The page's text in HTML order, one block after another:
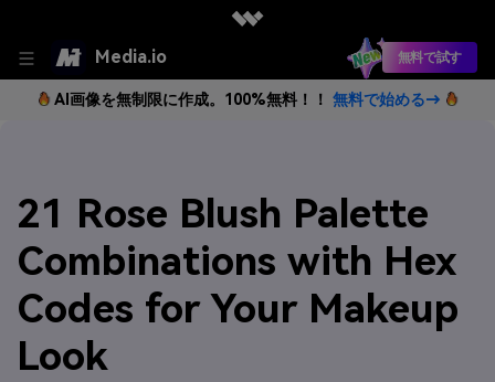
Media.io 無料で試す
AI画像を無制限に作成。100%無料！！ 無料で始める→
21 Rose Blush Palette
Combinations with Hex
Codes for Your Makeup
Look